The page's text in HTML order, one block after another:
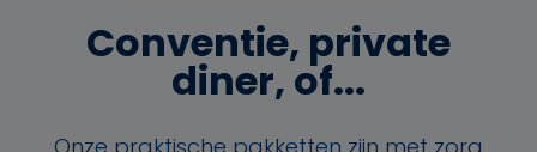
Conventie, private
diner, of...